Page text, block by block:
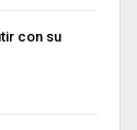
con su